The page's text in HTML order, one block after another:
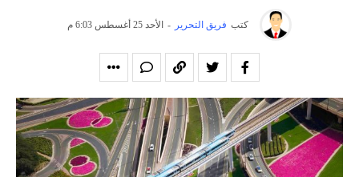
كتب فريق التحرير - الأحد 25 أغسطس 6:03 م